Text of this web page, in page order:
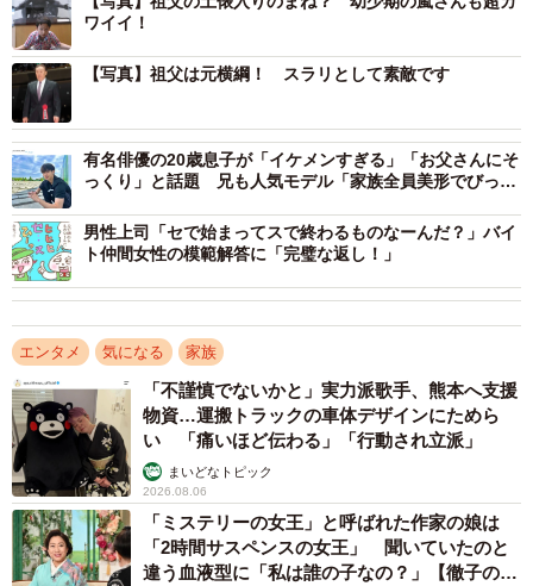
ワイイ！
【写真】祖父は元横綱！ スラリとして素敵です
有名俳優の20歳息子が「イケメンすぎる」「お父さんにそ
っくり」と話題 兄も人気モデル「家族全員美形でびっく
男性上司「セで始まってスで終わるものなーんだ？」バイ
ト仲間女性の模範解答に「完璧な返し！」
エンタメ 気になる 家族
「不謹慎でないかと」実力派歌手、熊本へ支援
物資…運搬トラックの車体デザインにためら
い 「痛いほど伝わる」「行動され立派」
まいどなトピック
2026.08.06
「ミステリーの女王」と呼ばれた作家の娘は
「2時間サスペンスの女王」 聞いていたのと
違う血液型に「私は誰の子なの？」【徹子の部